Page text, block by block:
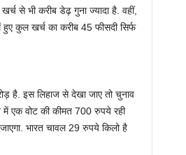
से भी करीब डेढ़ गुना ज्‍यादा है. वहीं,
कुल खर्च का करीब 45 फीसदी सिर्फ
है. इस लिहाज से देखा जाए तो चुनाव
एक वोट की कीमत 700 रुपये रही
भारत चावल 29 रुपये किलो है